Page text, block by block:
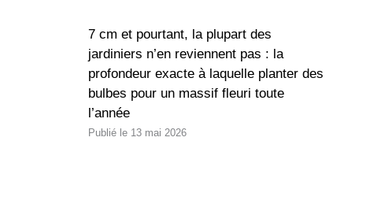
7 cm et pourtant, la plupart des
jardiniers n’en reviennent pas : la
profondeur exacte à laquelle planter des
bulbes pour un massif fleuri toute
l’année
13 mai 2026